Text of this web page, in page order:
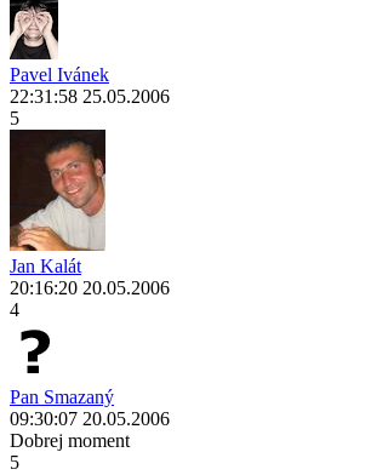
Pavel Ivánek
22:31:58 25.05.2006
5
Jan Kalát
20:16:20 20.05.2006
4
Pan Smazaný
09:30:07 20.05.2006
Dobrej moment
5